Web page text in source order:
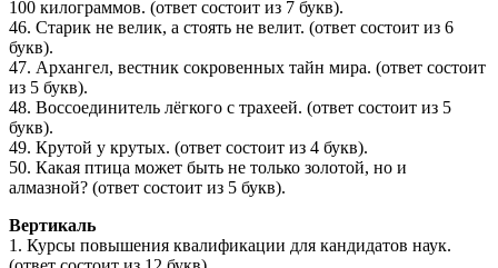
100 килограммов. (ответ состоит из 7 букв).
46. Старик не велик, а стоять не велит. (ответ состоит из 6
букв).
47. Архангел, вестник сокровенных тайн мира. (ответ состоит
из 5 букв).
48. Воссоединитель лёгкого с трахеей. (ответ состоит из 5
букв).
49. Крутой у крутых. (ответ состоит из 4 букв).
50. Какая птица может быть не только золотой, но и
алмазной? (ответ состоит из 5 букв).
Вертикаль
1. Курсы повышения квалификации для кандидатов наук.